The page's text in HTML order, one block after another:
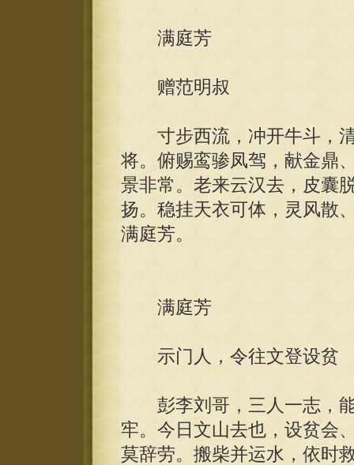
满庭芳
赠范明叔
寸步西流，冲开牛斗，清
将。俯赐鸾骖凤驾，献金鼎
景非常。老来云汉去，皮囊
扬。稳挂天衣可体，灵风散
满庭芳。
满庭芳
示门人，令往文登设贫
彭李刘哥，三人一志，能
牢。今日文山去也，设贫会
莫辞劳。搬柴并运水，依时